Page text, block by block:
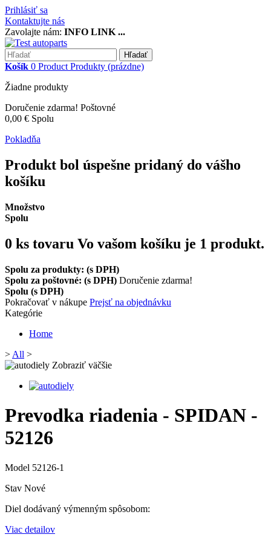
Prihlásiť sa
Kontaktujte nás
Zavolajte nám: INFO LINK ...
Hľadať
Košík 0 Product Produkty (prázdne)
Žiadne produkty
Doručenie zdarma! Poštovné
0,00 € Spolu
Pokladňa
Produkt bol úspešne pridaný do vášho
košíku
Množstvo
Spolu
0 ks tovaru Vo vašom košíku je 1 produkt.
Spolu za produkty: (s DPH)
Spolu za poštovné: (s DPH) Doručenie zdarma!
Spolu (s DPH)
Pokračovať v nákupe Prejsť na objednávku
Kategórie
Home
> All >
Zobraziť väčšie
Prevodka riadenia - SPIDAN -
52126
Model 52126-1
Stav Nové
Diel dodávaný výmenným spôsobom:
Viac detailov